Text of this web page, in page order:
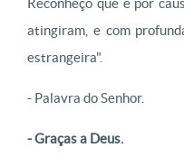
Reconheço que é por
atingiram, e com
estrangeira".
- Palavra do Senhor.
- Graças a Deus.